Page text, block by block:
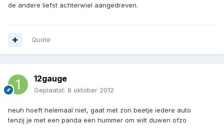
de andere liefst achterwiel aangedreven.
Quote
12gauge
Geplaatst: 8 oktober 2012
neuh hoeft helemaal niet, gaat met zon beetje iedere auto
tenzij je met een panda een hummer om wilt duwen ofzo